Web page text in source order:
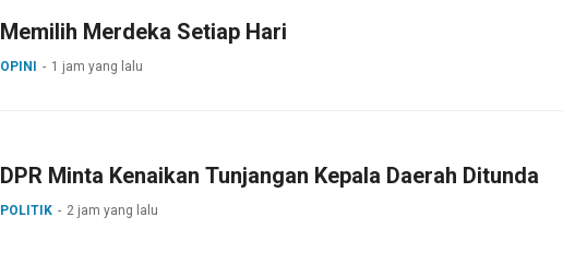
Memilih Merdeka Setiap Hari
OPINI 1 jam yang lalu
DPR Minta Kenaikan Tunjangan Kepala Daerah Ditunda
POLITIK 2 jam yang lalu